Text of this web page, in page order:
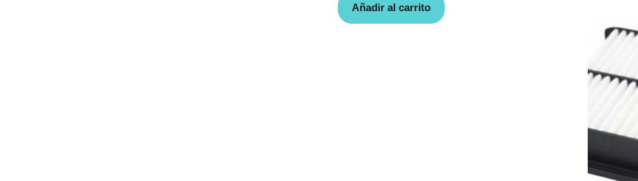
Añadir al carrito